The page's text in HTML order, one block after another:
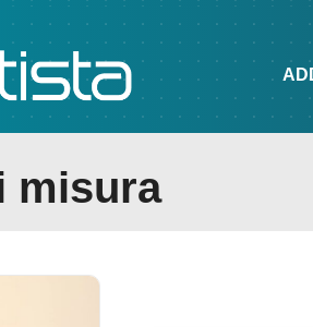
ADDITIVE MANUFACTURING
misura